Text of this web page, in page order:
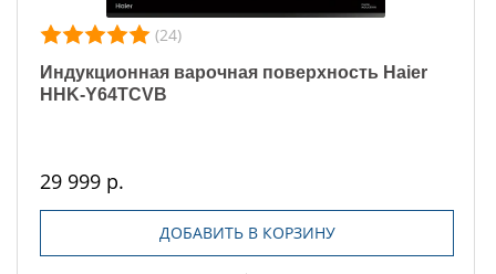
(24)
Индукционная варочная поверхность Haier
HHK-Y64TCVB
29 999 р.
ДОБАВИТЬ В КОРЗИНУ